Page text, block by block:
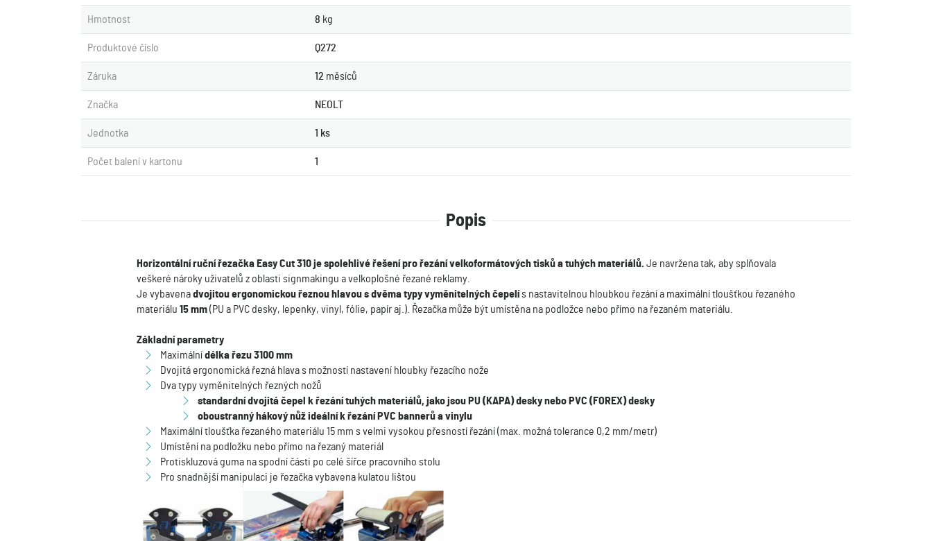
Hmotnost 8 kg
Produktové číslo Q272
Záruka 12 měsíců
Značka NEOLT
Jednotka 1 ks
Počet balení v kartonu 1
Popis
Horizontální ruční řezačka Easy Cut 310je spolehlivé řešení pro řezání velkoformátových tisků a tuhých materiálů. Je navržena tak, aby splňovala
veškeré nároky uživatelů z oblasti signmakingu a velkoplošné řezané reklamy.
Je vybavenadvojitou ergonomickou řeznou hlavou s dvěma typy vyměnitelných čepelís nastavitelnou hloubkou řezání a maximální tloušťkou řezaného
materiálu 15 mm(PU a PVC desky, lepenky, vinyl, fólie, papír aj.). Řezačka může být umístěna na podložce nebo přímo na řezaném materiálu.
Základní parametry
Maximálnídélka řezu 3100 mm
Dvojitá ergonomická řezná hlava s možností nastavení hloubky řezacího nože
Dva typy vyměnitelných řezných nožů
standardní dvojitá čepel k řezání tuhých materiálů, jako jsou PU (KAPA) desky nebo PVC (FOREX) desky
oboustranný hákový nůž ideální k řezání PVC bannerů a vinylu
Maximální tloušťka řezaného materiálu 15 mm s velmi vysokou přesností řezání (max. možná tolerance 0,2 mm/metr)
Umístění na podložku nebo přímo na řezaný materiál
Protiskluzová guma na spodní části po celé šířce pracovního stolu
Pro snadnější manipulaci je řezačka vybavena kulatou lištou